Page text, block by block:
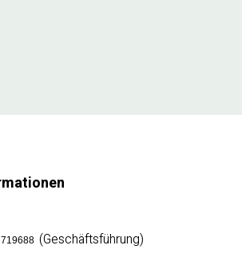
(Geschäftsführung)